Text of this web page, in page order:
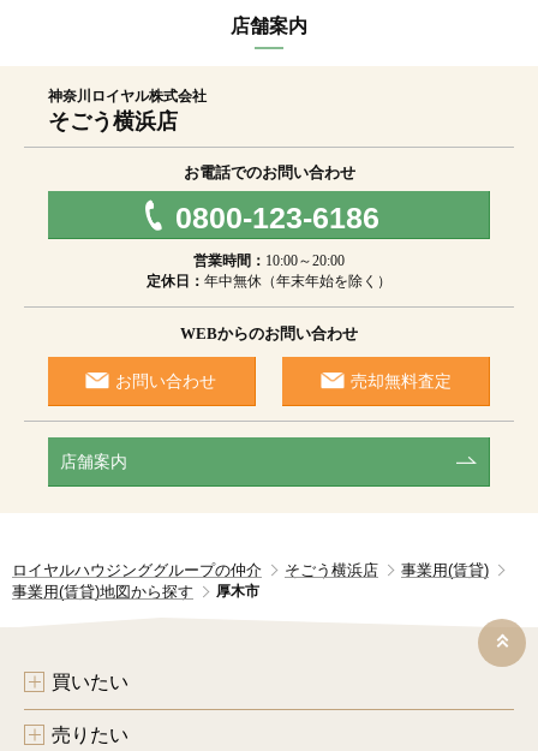
店舗案内
神奈川ロイヤル株式会社
そごう横浜店
お電話でのお問い合わせ
0800-123-6186
営業時間： 10:00～20:00
定休日： 年中無休（年末年始を除く）
WEBからのお問い合わせ
お問い合わせ 売却無料査定
店舗案内
ロイヤルハウジンググループの仲介 そごう横浜店
事業用(賃貸)
事業用(賃貸)地図から探す
厚木市
買いたい
売りたい